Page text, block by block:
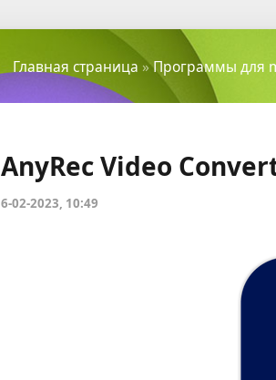
Главная страница »Программы для
AnyRec Video
6-02-2023, 10:49